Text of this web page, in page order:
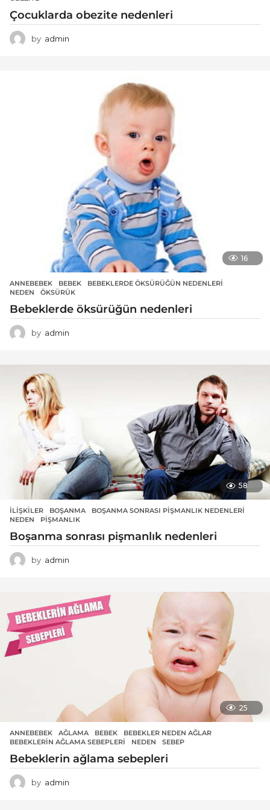
Çocuklarda obezite nedenleri
by admin
16
ANNEBEBEK BEBEK ,BEBEKLERDE ÖKSÜRÜĞÜN NEDENLERI
NEDEN
,ÖKSÜRÜK
Bebeklerde öksürüğün nedenleri
by admin
58
İLIŞKILER BOŞANMA ,BOŞANMA SONRASI PIŞMANLIK NEDENLERI
NEDEN
,PIŞMANLIK
Boşanma sonrası pişmanlık nedenleri
by admin
25
ANNEBEBEK AĞLAMA ,BEBEK ,BEBEKLER NEDEN AĞLAR
BEBEKLERIN AĞLAMA SEBEPLERI
,NEDEN ,SEBEP
Bebeklerin ağlama sebepleri
by admin